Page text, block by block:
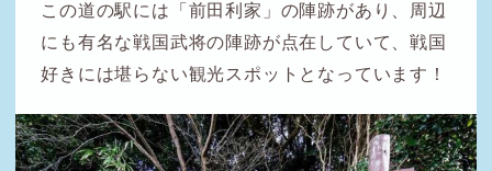
この道の駅には「前田利家」の陣跡があり、周辺
にも有名な戦国武将の陣跡が点在していて、戦国
好きには堪らない観光スポットとなっています！